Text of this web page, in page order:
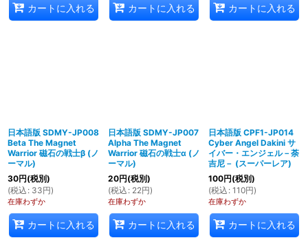
カートに入れる カートに入れる カートに入れる
日本語版 SDMY-JP008
Beta The Magnet
Warrior 磁石の戦士β (ノ
ーマル)
30円(税別)
(税込 : 33円)
在庫わずか
カートに入れる
日本語版 SDMY-JP007
Alpha The Magnet
Warrior 磁石の戦士α (ノ
ーマル)
20円(税別)
(税込 : 22円)
在庫わずか
カートに入れる
日本語版 CPF1-JP014
Cyber Angel Dakini サ
イバー・エンジェル－荼
吉尼－ (スーパーレア)
100円(税別)
(税込 : 110円)
在庫わずか
カートに入れる